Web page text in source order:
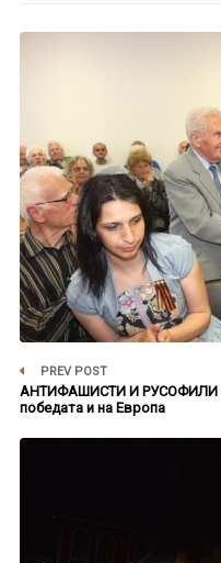
PREV POST
АНТИФАШИСТИ И РУСОФИЛИ
победата и на Европа